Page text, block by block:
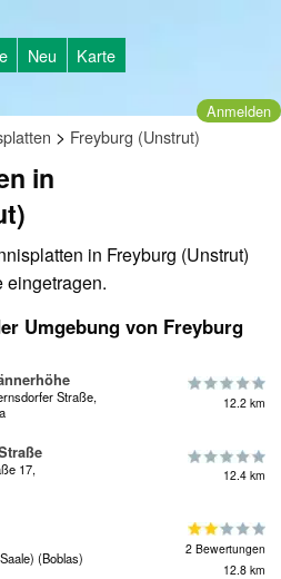
Neu Karte
Anmelden
> Freyburg (Unstrut)
in
in Freyburg (Unstrut)
eingetragen.
Umgebung von Freyburg
Straße,
12.2 km
17,
12.4 km
(Boblas)
2 Bewertungen
12.8 km